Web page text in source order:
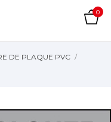
0
DE PLAQUE PVC